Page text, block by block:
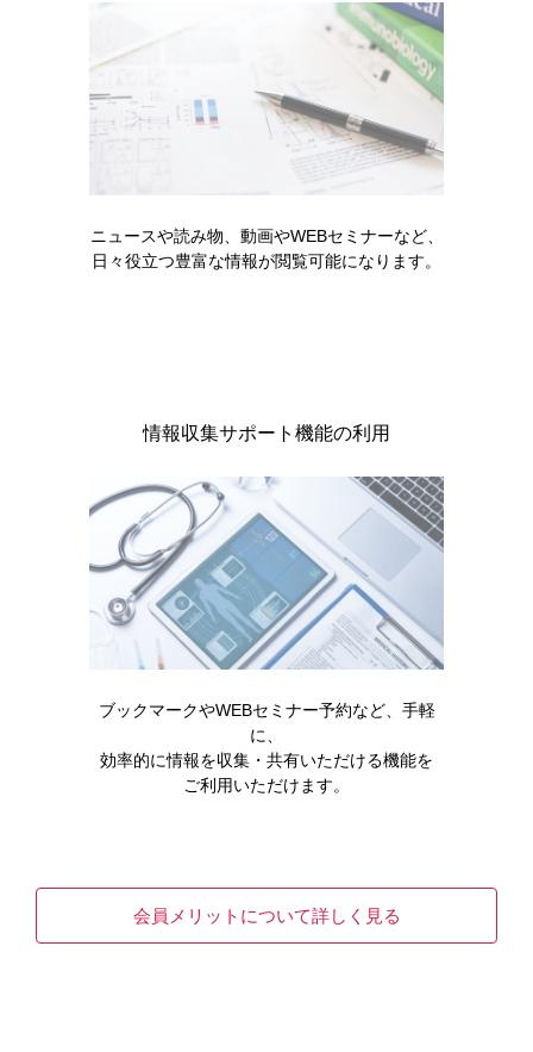
販売中止・移管一覧
製品情報
READ MORE
ニュースや読み物、動画やWEBセミナーなど、
日々役立つ豊富な情報が閲覧可能になります。
情報収集サポート機能の利用
ブックマークやWEBセミナー予約など、手軽
に、
効率的に情報を収集・共有いただける機能を
ご利用いただけます。
会員メリットについて詳しく見る